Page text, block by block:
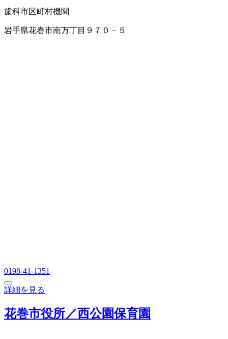
歯科市区町村機関
岩手県花巻市南万丁目９７０－５
0198-41-1351
詳細を見る
花巻市役所／西公園保育園